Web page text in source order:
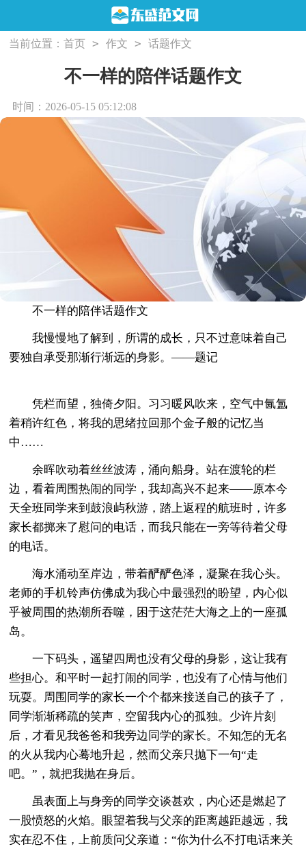
当前位置：首页 > 作文 > 话题作文
不一样的陪伴话题作文
时间：2026-05-15 05:12:08
不一样的陪伴话题作文
我慢慢地了解到，所谓的成长，只不过意味着自己
要独自承受那渐行渐远的身影。——题记
凭栏而望，独倚夕阳。习习暖风吹来，空气中氤氲
着稍许红色，将我的思绪拉回那个金子般的记忆当
中……
余晖吹动着丝丝波涛，涌向船身。站在渡轮的栏
边，看着周围热闹的同学，我却高兴不起来——原本今
天全班同学来到鼓浪屿秋游，踏上返程的航班时，许多
家长都掷来了慰问的电话，而我只能在一旁等待着父母
的电话。
海水涌动至岸边，带着酽酽色泽，凝聚在我心头。
老师的手机铃声仿佛成为我心中最强烈的盼望，内心似
乎被周围的热潮所吞噬，困于这茫茫大海之上的一座孤
岛。
一下码头，遥望四周也没有父母的身影，这让我有
些担心。和平时一起打闹的同学，也没有了心情与他们
玩耍。周围同学的家长一个个都来接送自己的孩子了，
同学渐渐稀疏的笑声，空留我内心的孤独。少许片刻
后，才看见我爸爸和我旁边同学的家长。不知怎的无名
的火从我内心蓦地升起，然而父亲只抛下一句“走
吧。”，就把我抛在身后。
虽表面上与身旁的同学交谈甚欢，内心还是燃起了
一股愤怒的火焰。眼望着我与父亲的距离越距越远，我
实在忍不住，上前质问父亲道：“你为什么不打电话来关